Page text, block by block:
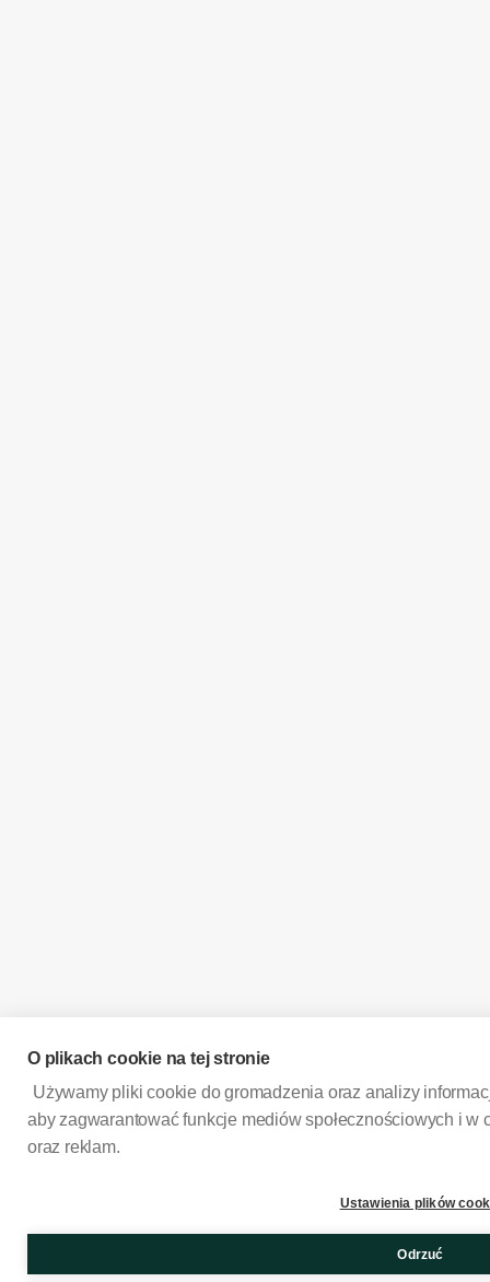
O plikach cookie na tej stronie
Używamy pliki cookie do gromadzenia oraz analizy
aby zagwarantować funkcje mediów społecznościowych i
oraz reklam.
Ustawienia plików
Odrzuć